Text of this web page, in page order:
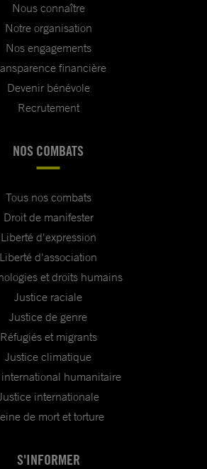
Nous connaître
Notre organisation
Nos engagements
financière
Devenir bénévole
Recrutement
NOS COMBATS
Tous nos combats
Droit de manifester
Liberté d'expression
Liberté d'association
et droits humains
Justice raciale
Justice de genre
Réfugiés et migrants
Justice climatique
humanitaire
internationale
de mort et torture
S'INFORMER